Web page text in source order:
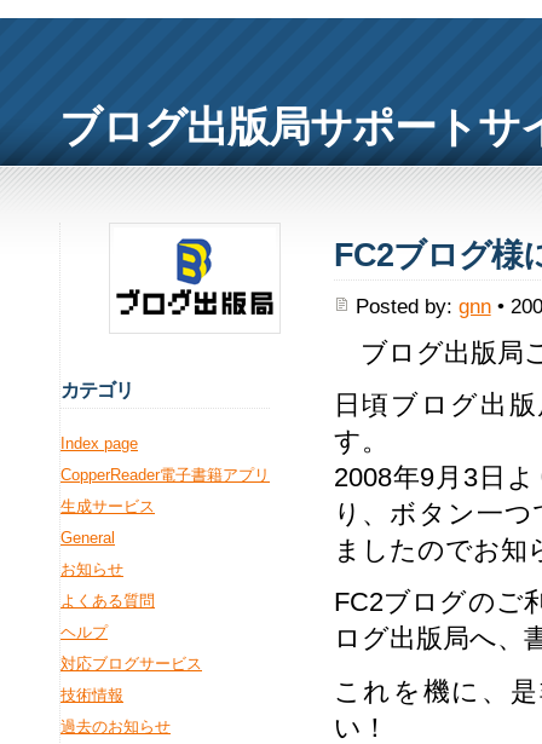
ブログ出版局サポートサ
FC2ブログ様
Posted by: gnn•
ブログ出版局
日頃ブログ出
す。
2008年9月3日
り、ボタン一
ましたのでお知
FC2ブログのご
ログ出版局へ、
これを機に、
い！
カテゴリ
Index page
CopperReader電子書籍アプリ
生成サービス
General
お知らせ
よくある質問
ヘルプ
対応ブログサービス
技術情報
過去のお知らせ